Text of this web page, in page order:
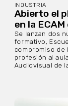
INDUSTRIA
Abierto el
en la
Se lanzan dos
formativo,
compromiso de
profesión al
Audiovisual de